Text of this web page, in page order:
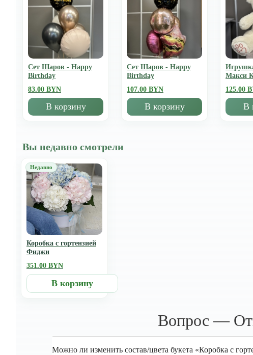
Сет Шаров - Happy
Birthday
83.00 BYN
В корзину
Сет Шаров - Happy
Birthday
107.00 BYN
В корзину
Mакси
125.00
В
Вы недавно смотрели
Коробка с гортензией
Фиджи
351.00 BYN
В корзину
Вопрос —
Можно ли изменить состав/цвета букета «Коробка с